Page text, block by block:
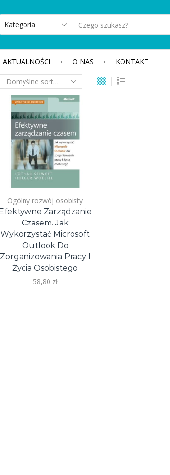
AKTUALNOŚCI O NAS KONTAKT
Ogólny rozwój osobisty
Efektywne Zarządzanie
Czasem. Jak
Wykorzystać Microsoft
Outlook Do
Zorganizowania Pracy I
Życia Osobistego
58,80 zł